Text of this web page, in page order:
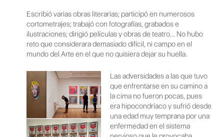
Escribió varias obras literarias; participó en numerosos
cortometrajes; trabajó con fotografías, grabados e
ilustraciones; dirigió películas y obras de teatro… No hubo
reto que considerara demasiado difícil, ni campo en el
mundo del Arte en el que no quisiera dejar su huella.
Las adversidades a las que tuvo
que enfrentarse en su camino a
la cima no fueron pocas, pues
era hipocondríaco y sufrió desde
una edad muy temprana por una
enfermedad en el sistema